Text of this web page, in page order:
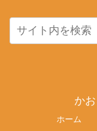
か
ホーム